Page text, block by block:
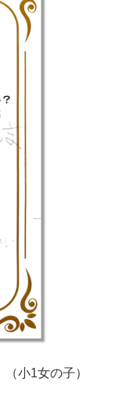
（小1女の子）